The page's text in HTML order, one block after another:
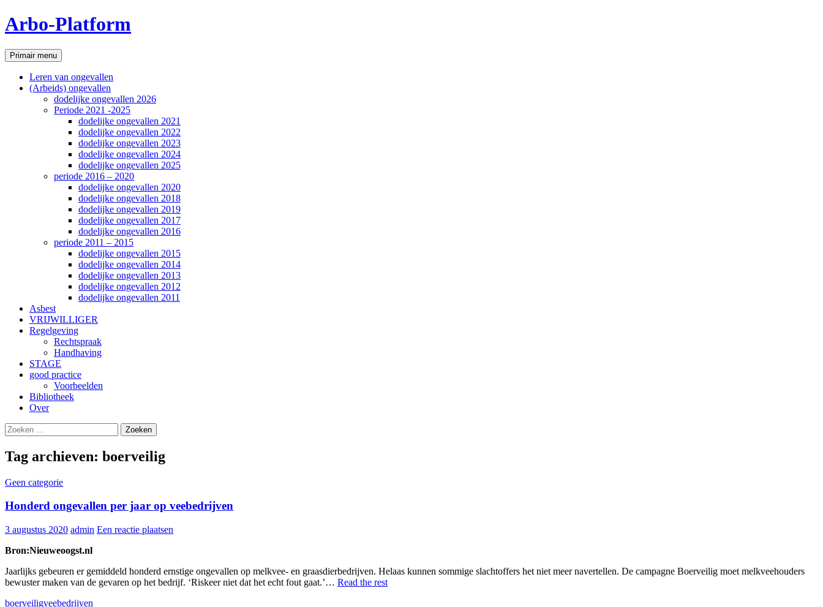
Ga
naar
inhoud
Arbo-Platform
Zoeken
Primair menu
Leren van ongevallen
(Arbeids) ongevallen
dodelijke ongevallen 2026
Periode 2021 -2025
dodelijke ongevallen 2021
dodelijke ongevallen 2022
dodelijke ongevallen 2023
dodelijke ongevallen 2024
dodelijke ongevallen 2025
periode 2016 – 2020
dodelijke ongevallen 2020
dodelijke ongevallen 2018
dodelijke ongevallen 2019
dodelijke ongevallen 2017
dodelijke ongevallen 2016
periode 2011 – 2015
dodelijke ongevallen 2015
dodelijke ongevallen 2014
dodelijke ongevallen 2013
dodelijke ongevallen 2012
dodelijke ongevallen 2011
Asbest
VRIJWILLIGER
Regelgeving
Rechtspraak
Handhaving
STAGE
good practice
Voorbeelden
Bibliotheek
Over
Zoeken
naar:
Gebruik
de
op
een
resultaat
op
Enter
Tag archieven: boerveilig
Geen categorie
Honderd ongevallen per jaar op veebedrijven
3 augustus 2020 admin Een reactie plaatsen
Bron:Nieuweoogst.nl
Jaarlijks gebeuren er gemiddeld honderd ernstige ongevallen op melkvee- en graasdierbedrijven. Helaas kunnen sommige slachtoffers het niet meer navertellen. De campagne Boerveilig moet melkveehouders
bewuster maken van de gevaren op het bedrijf. ‘Riskeer niet dat het echt fout gaat.’… Read the rest
boerveiligveebedrijven